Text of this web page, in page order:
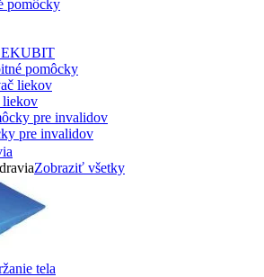
pomôcky
pomôcky
liekov
pre invalidov
Zobraziť všetky
tela